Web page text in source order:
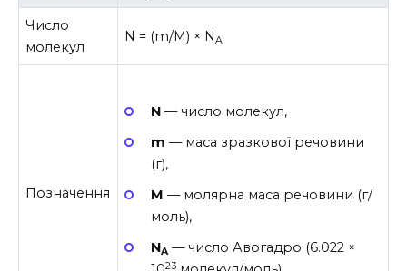
Число
молекул
N = (m/M) × NA
Позначення
N— число молекул,
m — маса зразкової речовини
(г),
M — молярна маса речовини (г/
моль),
NA — число Авогадро (6.022 ×
23